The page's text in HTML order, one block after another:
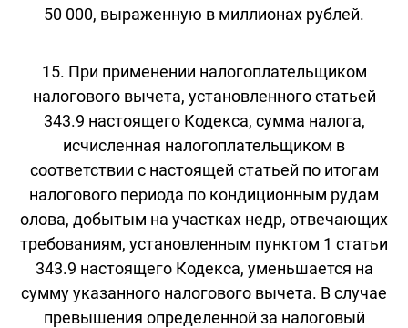
50 000, выраженную в миллионах рублей.
15. При применении налогоплательщиком
налогового вычета, установленного статьей
343.9 настоящего Кодекса, сумма налога,
исчисленная налогоплательщиком в
соответствии с настоящей статьей по итогам
налогового периода по кондиционным рудам
олова, добытым на участках недр, отвечающих
требованиям, установленным пунктом 1 статьи
343.9 настоящего Кодекса, уменьшается на
сумму указанного налогового вычета. В случае
превышения определенной за налоговый